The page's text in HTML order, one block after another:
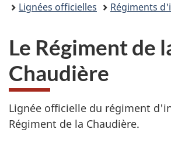
Lignées officielles
Régiments
Le Régiment de
Chaudière
Lignée officielle du régiment
Régiment de la Chaudière.